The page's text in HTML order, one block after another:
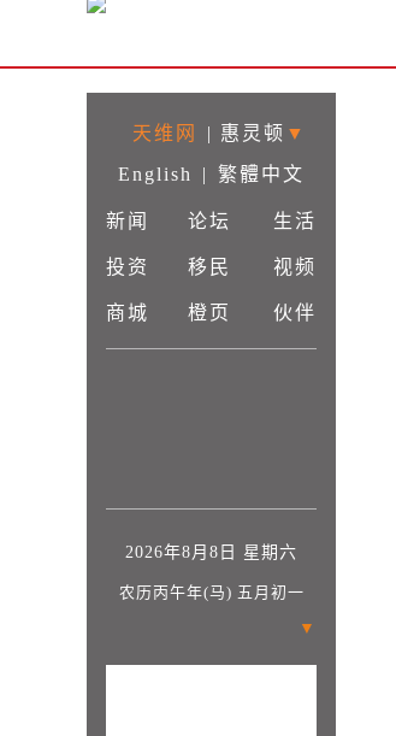
天维网 | 惠灵顿 ▼
English
| 繁體中文
新闻 论坛 生活
投资 移民 视频
商城 橙页 伙伴
2026年8月8日 星期六
农历丙午年(马) 五月初一
▼